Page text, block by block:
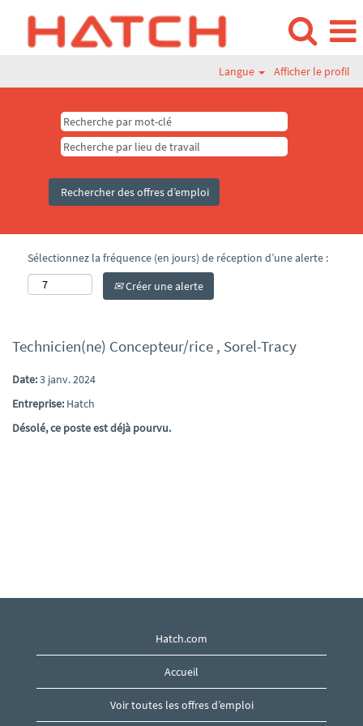
Langue Afficher le profil
Sélectionnez la fréquence (en jours) de réception d’une alerte :
Créer une alerte
Technicien(ne) Concepteur/rice , Sorel-Tracy
Date:3 janv. 2024
Entreprise: Hatch
Désolé, ce poste est déjà pourvu.
Hatch.com
Accueil
Voir toutes les offres d’emploi